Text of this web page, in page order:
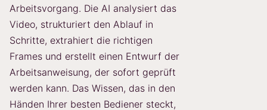
Arbeitsvorgang. Die AI analysiert das
Video, strukturiert den Ablauf in
Schritte, extrahiert die richtigen
Frames und erstellt einen Entwurf der
Arbeitsanweisung, der sofort geprüft
werden kann. Das Wissen, das in den
Händen Ihrer besten Bediener steckt,